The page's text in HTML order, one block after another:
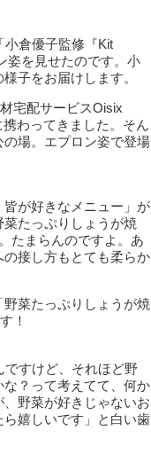
小倉優子監修『Kit
姿を見せたのです。小
子をお届けします。
宅配サービスOisix
わってきました。そん
場。エプロン姿で登場
が好きなメニュー」が
たっぷりしょうが焼
たまらんのですよ。あ
接し方もとても柔らか
菜たっぷりしょうが焼
！
ですけど、それほど野
？って考えてて、何か
野菜が好きじゃないお
嬉しいです」と白い歯